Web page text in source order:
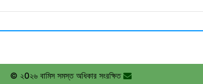
© ২0২৬ বামিস সমস্ত অধিকার সংরক্ষিত